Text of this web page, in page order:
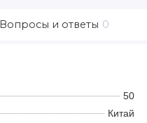
Вопросы и ответы 0
50
Китай